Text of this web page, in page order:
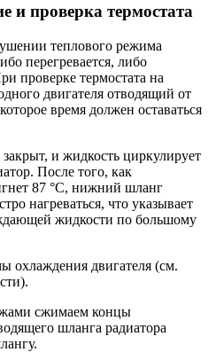
и проверка термостата
теплового режима
перегревается, либо
проверке термостата на
двигателя отводящий от
время должен оставаться
и жидкость циркулирует
После того, как
87 °C, нижний шланг
нагреваться, что указывает
жидкости по большому
охлаждения двигателя (см.
сжимаем концы
шланга радиатора